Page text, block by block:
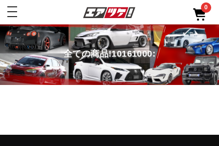
toggle
0
全ての商品!10161000: